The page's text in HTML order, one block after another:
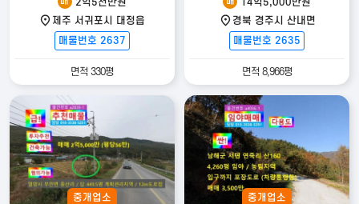
2억5천만원
제주 서귀포시 대정읍
매물번호 2637
면적 330평
14억5,000만원
경북 경주시 산내면
매물번호 2635
면적 8,966평
중개업소 중개업소